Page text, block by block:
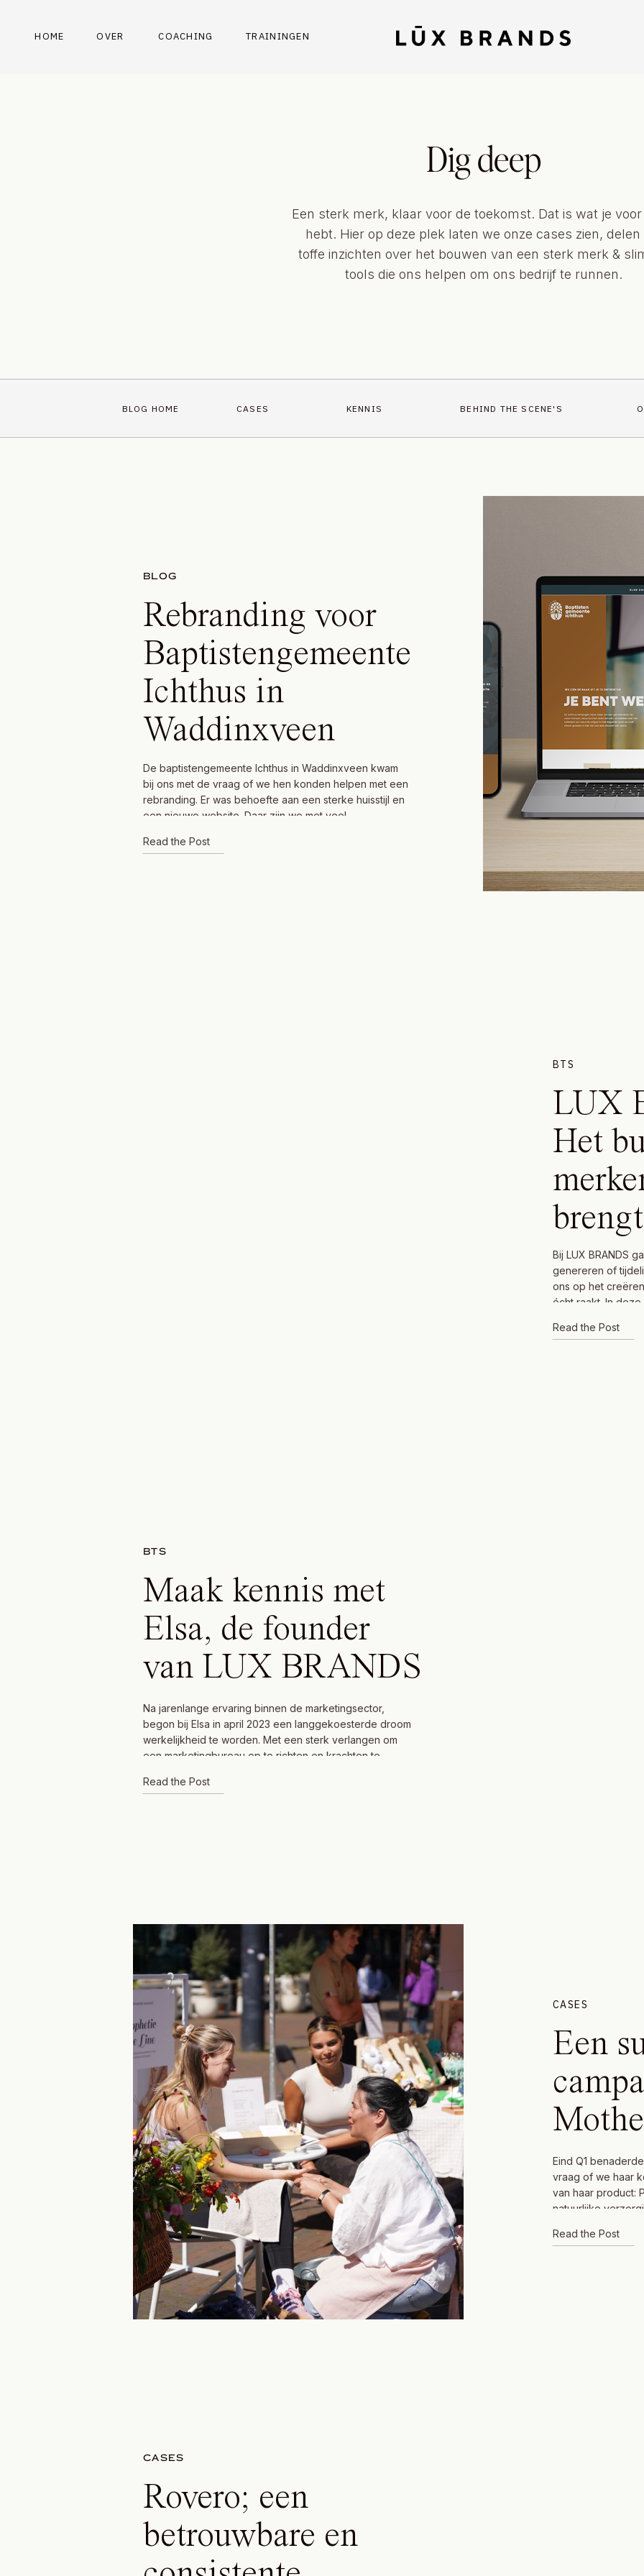
HOME OVER COACHING TRAININGEN
Een sterk merk, klaar voor de toekomst. Dat is wat je voor
hebt. Hier op deze plek laten we onze cases zien, delen
toffe inzichten over het bouwen van een sterk merk &
tools die ons helpen om ons bedrijf te runnen.
Dig deep
BLOG HOME CASES KENNIS BEHIND THE SCENE'S
BLOG
Rebranding voor
Baptistengemeente
Ichthus in
Waddinxveen
De baptistengemeente Ichthus in Waddinxveen kwam
bij ons met de vraag of we hen konden helpen met een
rebranding. Er was behoefte aan een sterke huisstijl en
een nieuwe website. Daar zijn we met veel
eindresultaat als gevolg. BEFORE De transformatie is
Read the Post
BTS
LUX
Het
brengt
Bij LUX BRANDS
genereren of
ons op het
écht raakt. In
helpen hun
Read the Post
BTS
Maak kennis met
Elsa, de founder
van LUX BRANDS
Na jarenlange ervaring binnen de marketingsector,
begon bij Elsa in april 2023 een langgekoesterde droom
werkelijkheid te worden. Met een sterk verlangen om
een marketingbureau op te richten en krachten te
2023 de eerste stappen voor LUX BRANDS. Samen met
Read the Post
CASES
Een
Eind Q1
vraag of we haar
van haar product:
natuurlijke
prachtig product
Read the Post
CASES
Rovero; een
betrouwbare en